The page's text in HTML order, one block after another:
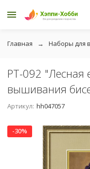
Главная Наборы для
РТ-092 "Лесная
вышивания
Артикул: hh047057
-30%